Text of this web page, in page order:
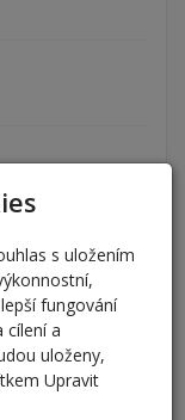
s uložením
fungování
cílení a
uloženy,
Upravit